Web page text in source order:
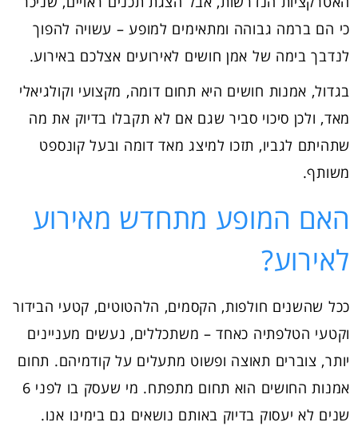
כי הם ברמה גבוהה ומתאימים למופע – עשויה להפוך
לנדבך בימה של אמן חושים לאירועים אצלכם באירוע.
בגדול, אמנות חושים היא תחום דומה, מקצועי וקולגיאלי
מאד, ולכן סיכוי סביר שגם אם לא תקבלו בדיוק את מה
שתהיתם לגביו, תזכו למיצג מאד דומה ובעל קונספט
משותף.
האם המופע מתחדש מאירוע
לאירוע?
ככל שהשנים חולפות, הקסמים, הלהטוטים, קטעי הבידור
וקטעי הטלפתיה כאחד – משתכללים, נעשים מעניינים
יותר, צוברים תאוצה ופשוט מתעלים על קודמיהם. תחום
אמנות החושים הוא תחום מתפתח. מי שעסק בו לפני 6
שנים לא יעסוק בדיוק באותם נושאים גם בימינו אנו.